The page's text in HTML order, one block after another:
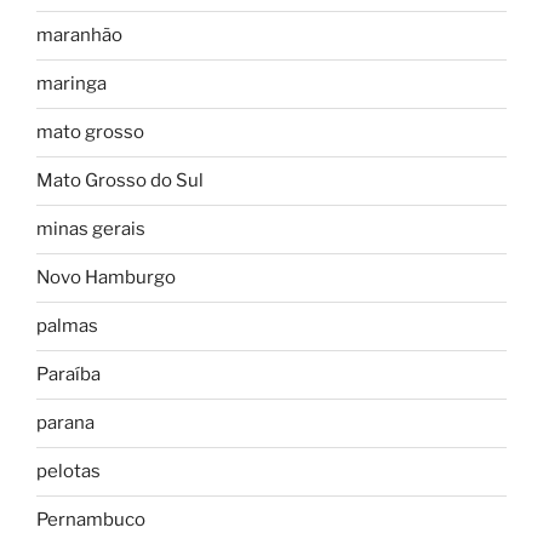
maranhão
maringa
mato grosso
Mato Grosso do Sul
minas gerais
Novo Hamburgo
palmas
Paraíba
parana
pelotas
Pernambuco